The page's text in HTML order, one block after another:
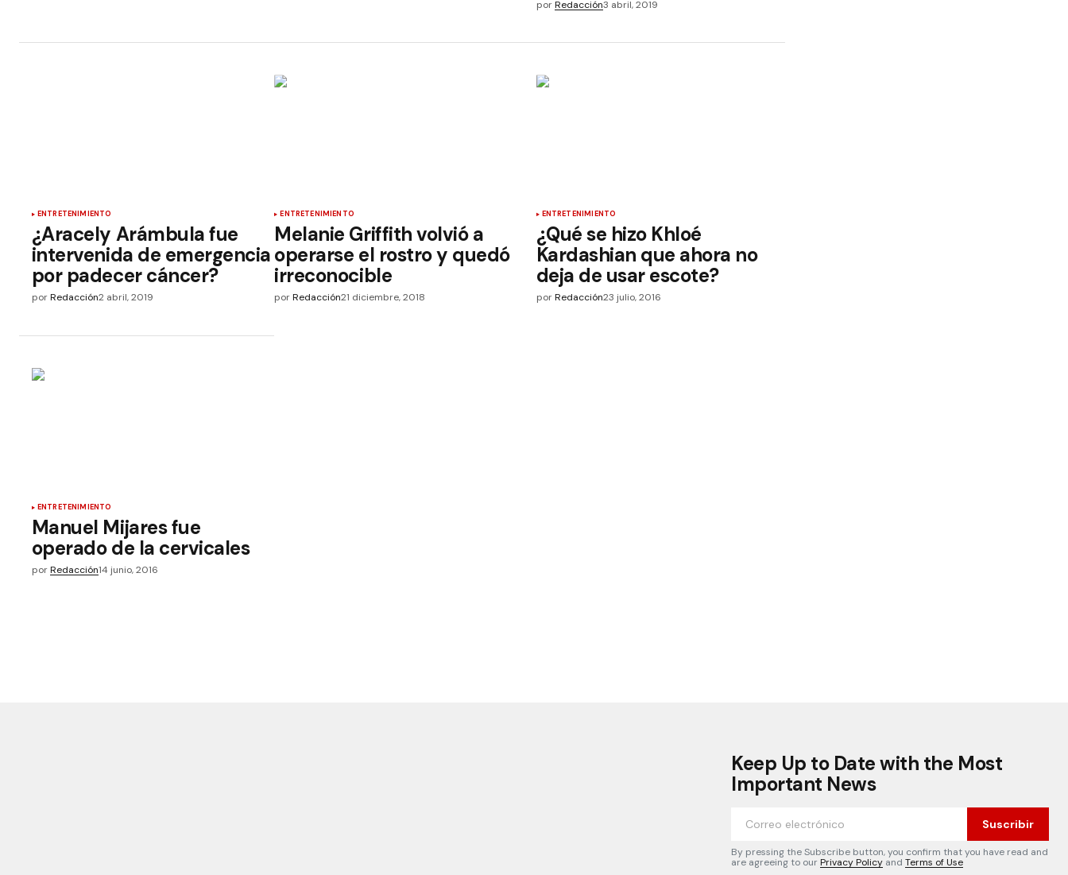
por Redacción3 abril, 2019
ENTRETENIMIENTO
¿Aracely Arámbula fue
intervenida de emergencia
por padecer cáncer?
porRedacción2 abril, 2019
ENTRETENIMIENTO
Melanie Griffith volvió a
operarse el rostro y quedó
irreconocible
por Redacción21 diciembre, 2018
ENTRETENIMIENTO
¿Qué se hizo Khloé
Kardashian que ahora no
deja de usar escote?
por Redacción23 julio, 2016
ENTRETENIMIENTO
Manuel Mijares fue
operado de la cervicales
porRedacción14 junio, 2016
Keep Up to Date with the Most
Important News
Suscribir
By pressing the Subscribe button, you confirm that you have read and
are agreeing to ourPrivacy Policy and Terms of Use